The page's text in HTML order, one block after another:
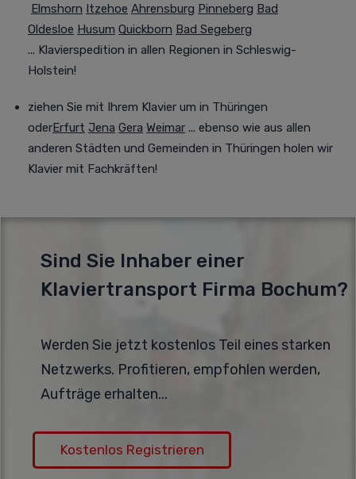
Elmshorn Itzehoe Ahrensburg Pinneberg Bad
Oldesloe Husum Quickborn Bad Segeberg
... Klavierspedition in allen Regionen in Schleswig-
Holstein!
ziehen Sie mit Ihrem Klavier um in Thüringen
oderErfurt Jena Gera Weimar ... ebenso wie aus allen
anderen Städten und Gemeinden in Thüringen holen wir
Klavier mit Fachkräften!
Sind Sie Inhaber einer
Klaviertransport Firma Bochum?
Werden Sie jetzt kostenlos Teil eines starken
Netzwerks. Profitieren, empfohlen werden,
Aufträge erhalten...
Kostenlos Registrieren